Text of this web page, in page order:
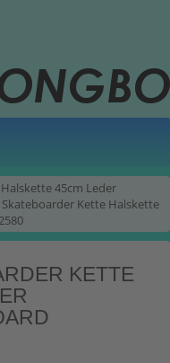
45cm Leder
Kette Halskette
KETTE